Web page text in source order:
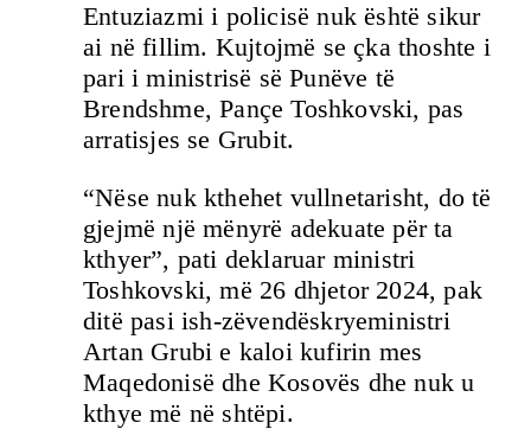
Entuziazmi i policisë nuk është sikur
ai në fillim. Kujtojmë se çka thoshte i
pari i ministrisë së Punëve të
Brendshme, Pançe Toshkovski, pas
arratisjes se Grubit.
“Nëse nuk kthehet vullnetarisht, do të
gjejmë një mënyrë adekuate për ta
kthyer”, pati deklaruar ministri
Toshkovski, më 26 dhjetor 2024, pak
ditë pasi ish-zëvendëskryeministri
Artan Grubi e kaloi kufirin mes
Maqedonisë dhe Kosovës dhe nuk u
kthye më në shtëpi.